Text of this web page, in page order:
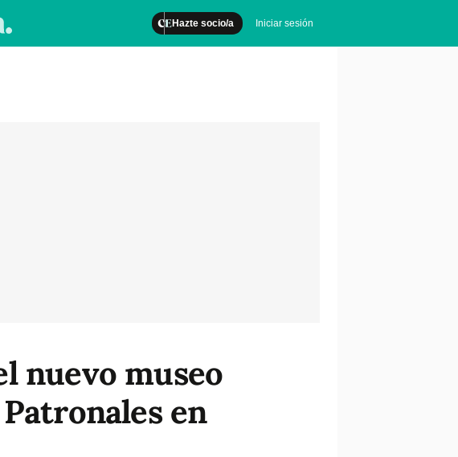
Hazte socio/a Iniciar sesión
nuevo museo
en